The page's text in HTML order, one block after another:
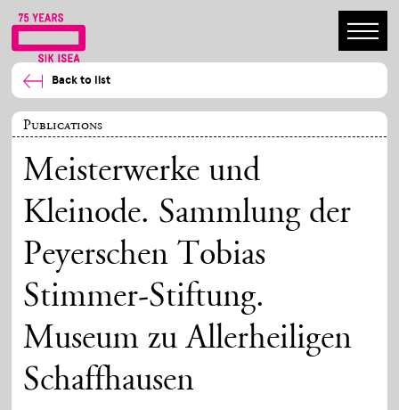
Back to list
Publications
Meisterwerke und
Kleinode. Sammlung der
Peyerschen Tobias
Stimmer-Stiftung.
Museum zu Allerheiligen
Schaffhausen